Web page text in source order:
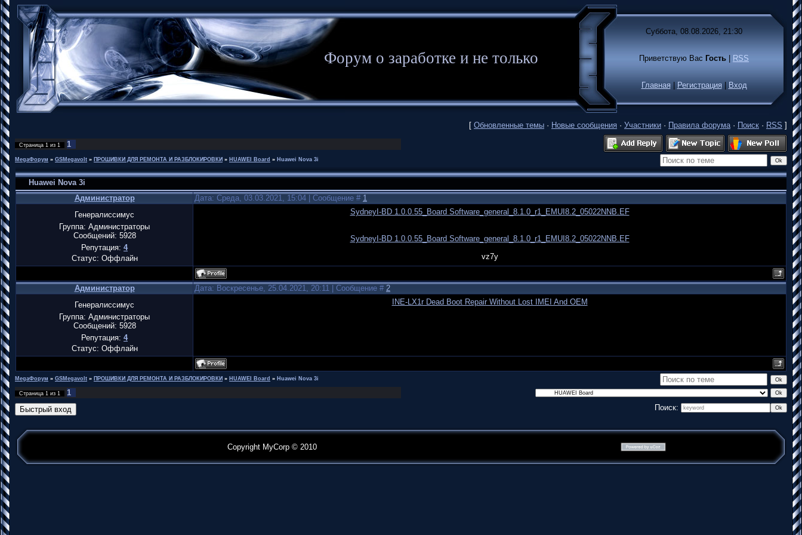
Форум о заработке и не только
Суббота, 08.08.2026, 21:30
Приветствую Вас Гость RSS
Главная Регистрация Вход
[ Обновленные темы · Новые сообщения · Участники · Правила форума· Поиск · RSS ]
Страница 1 из 1 1
MegaФорум » GSMegavolt » ПРОШИВКИ ДЛЯ РЕМОНТА И РАЗБЛОКИРОВКИ » HUAWEI Board » Huawei Nova 3i
Huawei Nova 3i
Администратор
Дата: Среда, 03.03.2021, 15:04 | Сообщение # 1
Генералиссимус
Группа: Администраторы
Сообщений: 5928
Репутация: 4
Статус: Оффлайн
SydneyI-BD 1.0.0.55_Board Software_general_8.1.0_r1_EMUI8.2_05022NNB.EF
SydneyI-BD 1.0.0.55_Board Software_general_8.1.0_r1_EMUI8.2_05022NNB.EF
vz7y
Администратор Дата: Воскресенье, 25.04.2021, 20:11 | Сообщение # 2
Генералиссимус
Группа: Администраторы
Сообщений: 5928
Репутация: 4
Статус: Оффлайн
INE-LX1r Dead Boot Repair Without Lost IMEI And OEM
MegaФорум » GSMegavolt » ПРОШИВКИ ДЛЯ РЕМОНТА И РАЗБЛОКИРОВКИ » HUAWEI Board » Huawei Nova 3i
Страница 1 из 1
1
Поиск:
Copyright MyCorp © 2010